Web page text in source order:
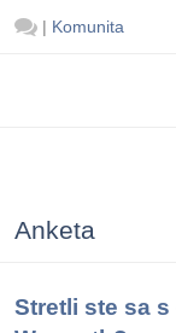
| Komunita
Anketa
Stretli ste sa